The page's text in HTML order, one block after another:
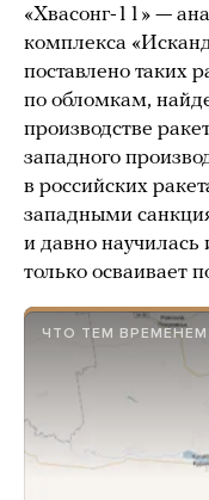
«Хвасонг-11» —
комплекса
поставлено таких
по обломкам,
производстве
западного
в российских
западными
и давно научилась
только осваивает
ЧТО ТЕМ